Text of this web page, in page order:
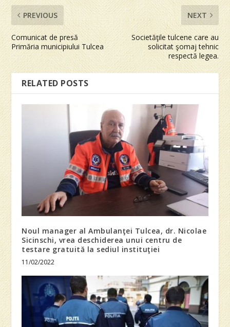
PREVIOUS
Comunicat de presă
Primăria municipiului Tulcea
NEXT
Societăţile tulcene care au
solicitat şomaj tehnic
respectă legea.
RELATED POSTS
Noul manager al Ambulanţei Tulcea, dr. Nicolae
Sicinschi, vrea deschiderea unui centru de
testare gratuită la sediul instituţiei
11/02/2022